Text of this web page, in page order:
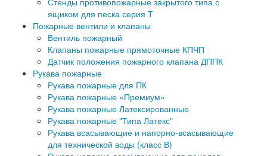
ящиком для песка серия Т
Пожарные вентили и клапаны
Вентиль пожарный
Клапаны пожарные прямоточные КПЧП
Датчик положения пожарного клапана ДППК
Рукава пожарные
Рукава пожарные для ПК
Рукава пожарные «Премиум»
Рукава пожарные Латексированные
Рукава пожарные "Типа Латекс"
Рукава всасывающие и напорно-всасывающие
для технической воды (класс В)